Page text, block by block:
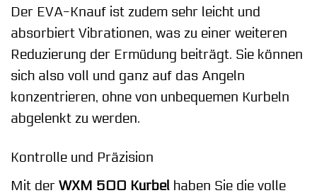
Der EVA-Knauf ist zudem sehr leicht und
absorbiert Vibrationen, was zu einer weiteren
Reduzierung der Ermüdung beiträgt. Sie können
sich also voll und ganz auf das Angeln
konzentrieren, ohne von unbequemen Kurbeln
abgelenkt zu werden.
Kontrolle und Präzision
Mit der WXM 500 Kurbel haben Sie die volle